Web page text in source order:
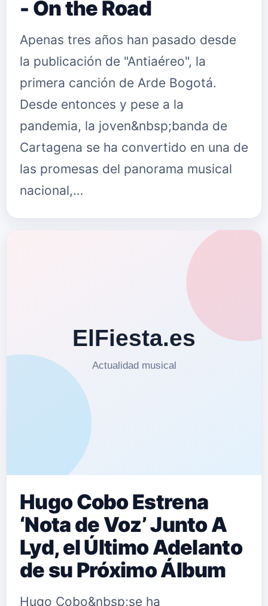
- On the Road
Apenas tres años han pasado desde
la publicación de "Antiaéreo", la
primera canción de Arde Bogotá.
Desde entonces y pese a la
pandemia, la joven&nbsp;banda de
Cartagena se ha convertido en una de
las promesas del panorama musical
nacional,…
Hugo Cobo Estrena
‘Nota de Voz’ Junto A
Lyd, el Último Adelanto
de su Próximo Álbum
Hugo Cobo&nbsp;se ha